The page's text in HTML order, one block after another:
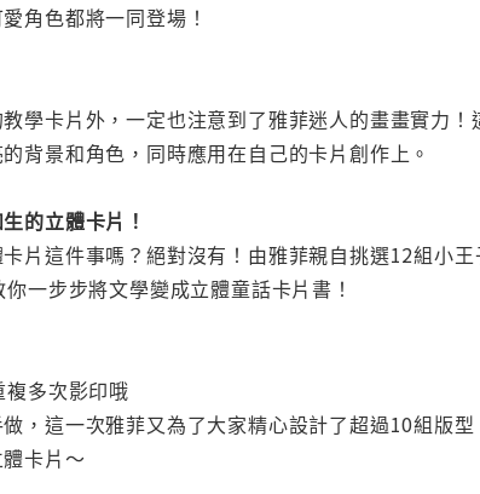
角色都將一同登場！
學卡片外，一定也注意到了雅菲迷人的畫畫實力
背景和角色，同時應用在自己的卡片創作上。
的立體卡片！
片這件事嗎？絕對沒有！由雅菲親自挑選12組小
一步步將文學變成立體童話卡片書！
多次影印哦
，這一次雅菲又為了大家精心設計了超過10組版
卡片～